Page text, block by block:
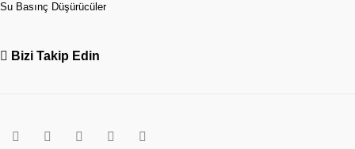
Su Basınç Düşürücüler
Bizi Takip Edin